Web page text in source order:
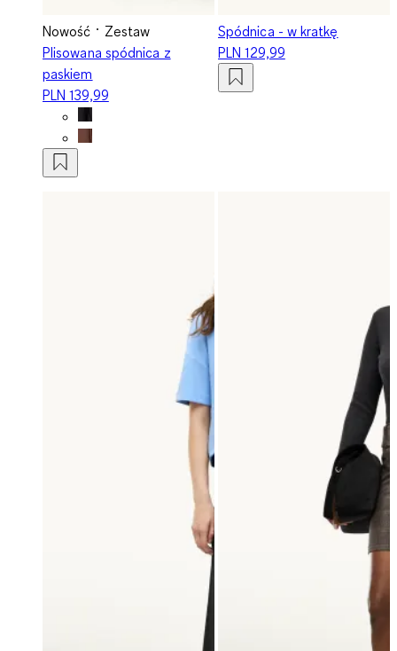
Nowość
Zestaw
Plisowana spódnica z
paskiem
PLN 139,99
Spódnica - w kratkę
PLN 129,99